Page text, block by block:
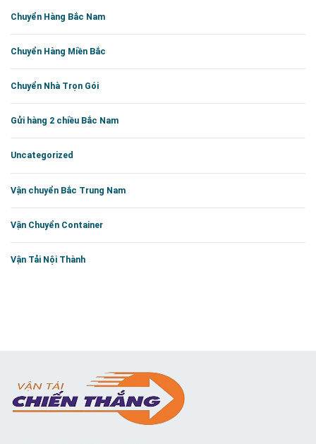
Chuyển Hàng Bắc Nam
Chuyển Hàng Miền Bắc
Chuyển Nhà Trọn Gói
Gửi hàng 2 chiều Bắc Nam
Uncategorized
Vận chuyển Bắc Trung Nam
Vận Chuyển Container
Vận Tải Nội Thành